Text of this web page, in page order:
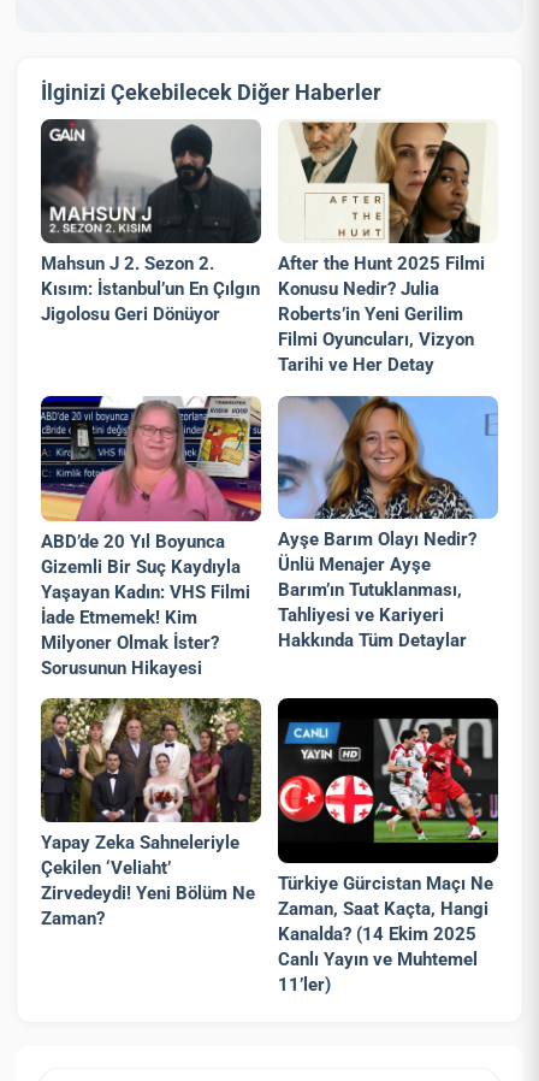
İlginizi Çekebilecek Diğer Haberler
Mahsun J 2. Sezon 2.
Kısım: İstanbul’un En Çılgın
Jigolosu Geri Dönüyor
After the Hunt 2025 Filmi
Konusu Nedir? Julia
Roberts’in Yeni Gerilim
Filmi Oyuncuları, Vizyon
Tarihi ve Her Detay
ABD’de 20 Yıl Boyunca
Gizemli Bir Suç Kaydıyla
Yaşayan Kadın: VHS Filmi
İade Etmemek! Kim
Milyoner Olmak İster?
Sorusunun Hikayesi
Ayşe Barım Olayı Nedir?
Ünlü Menajer Ayşe
Barım’ın Tutuklanması,
Tahliyesi ve Kariyeri
Hakkında Tüm Detaylar
Yapay Zeka Sahneleriyle
Çekilen ‘Veliaht’
Zirvedeydi! Yeni Bölüm Ne
Zaman?
Türkiye Gürcistan Maçı Ne
Zaman, Saat Kaçta, Hangi
Kanalda? (14 Ekim 2025
Canlı Yayın ve Muhtemel
11’ler)